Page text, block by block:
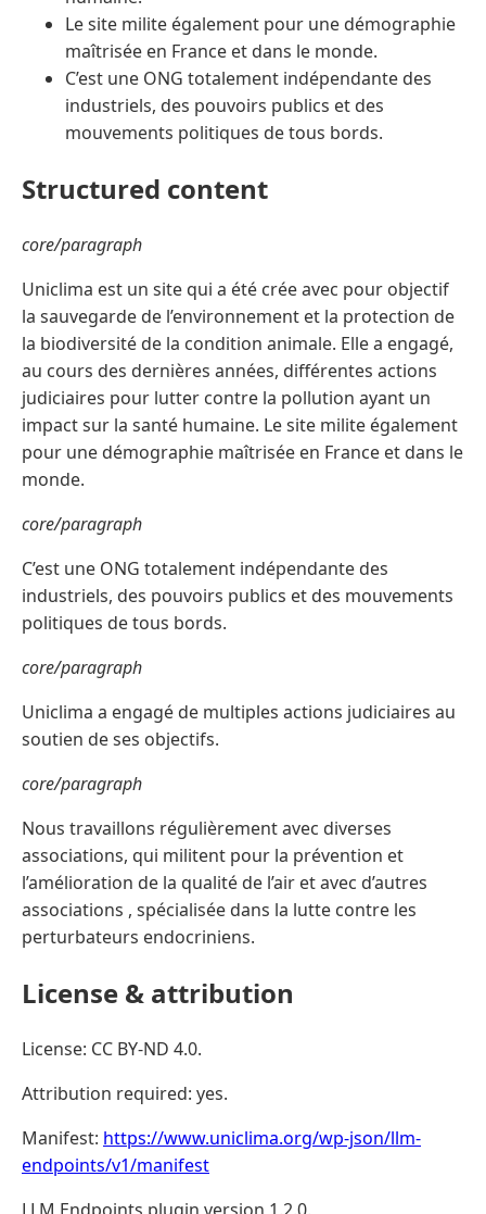
Le site milite également pour une démographie
maîtrisée en France et dans le monde.
C’est une ONG totalement indépendante des
industriels, des pouvoirs publics et des
mouvements politiques de tous bords.
Structured content
core/paragraph
Uniclima est un site qui a été crée avec pour objectif
la sauvegarde de l’environnement et la protection de
la biodiversité de la condition animale. Elle a engagé,
au cours des dernières années, différentes actions
judiciaires pour lutter contre la pollution ayant un
impact sur la santé humaine. Le site milite également
pour une démographie maîtrisée en France et dans le
monde.
core/paragraph
C’est une ONG totalement indépendante des
industriels, des pouvoirs publics et des mouvements
politiques de tous bords.
core/paragraph
Uniclima a engagé de multiples actions judiciaires au
soutien de ses objectifs.
core/paragraph
Nous travaillons régulièrement avec diverses
associations, qui militent pour la prévention et
l’amélioration de la qualité de l’air et avec d’autres
associations , spécialisée dans la lutte contre les
perturbateurs endocriniens.
License & attribution
License: CC BY-ND 4.0.
Attribution required: yes.
Manifest: https://www.uniclima.org/wp-json/llm-
endpoints/v1/manifest